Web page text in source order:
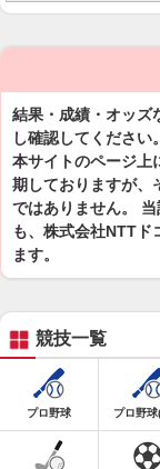
結果・成績・オッズ
し確認してください。
本サイトのページ上
期しておりますが、
ではありません。
も、株式会社NTTド
ます。
競技一覧
プロ野球 プロ野球